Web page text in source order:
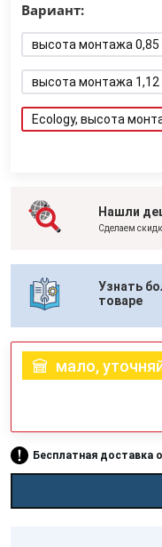
Вариант:
высота монтажа 0,85
высота монтажа 1,12
Ecology, высота
Нашли
Сделаем
Узнать
товаре
мало,
Бесплатная доставка